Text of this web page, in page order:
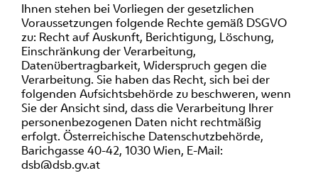
Ihnen stehen bei Vorliegen der gesetzlichen
Voraussetzungen folgende Rechte gemäß DSGVO
zu: Recht auf Auskunft, Berichtigung, Löschung,
Einschränkung der Verarbeitung,
Datenübertragbarkeit, Widerspruch gegen die
Verarbeitung. Sie haben das Recht, sich bei der
folgenden Aufsichtsbehörde zu beschweren, wenn
Sie der Ansicht sind, dass die Verarbeitung Ihrer
personenbezogenen Daten nicht rechtmäßig
erfolgt. Österreichische Datenschutzbehörde,
Barichgasse 40-42, 1030 Wien, E-Mail:
dsb@dsb.gv.at